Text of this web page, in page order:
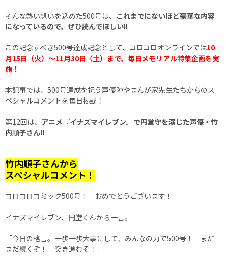
そんな熱い想いを込めた500号は、 これまでにないほど豪華な内容
になっているので、ぜひ読んでほしい!!
この記念すべき500号達成記念として、コロコロオンラインでは10
月15日（火）～11月30日（土）まで、毎日メモリアル特集企画を実
施！
本記事では、500号達成を祝う声優陣やまんが家先生たちからのス
ペシャルコメントを毎日掲載！
第12回は、 アニメ『イナズマイレブン』で円堂守を演じた声優・竹
内順子さん!!
竹内順子さんから
スペシャルコメント！
コロコロコミック500号！ おめでとうございます！
イナズマイレブン、円堂くんから一言。
「今日の格言。一歩一歩大事にして、みんなの力で500号！ まだ
まだ続くぞ！ 突き進むぞ！」